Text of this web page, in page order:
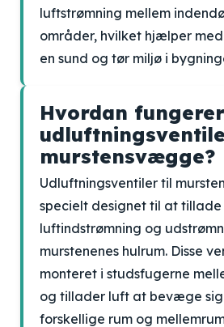
luftstrømning mellem
områder, hvilket hjælper
en sund og tør miljø i
Hvordan fungerer
murstensvægge?
Udluftningsventiler til
specielt designet til at tillade
luftindstrømning og
murstenenes hulrum. Disse
monteret i studsfugerne
og tillader luft at bevæge
forskellige rum og